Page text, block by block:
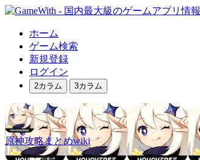
ホーム
ゲーム検索
新規登録
ログイン
2カラム 3カラム
原神攻略まとめwiki